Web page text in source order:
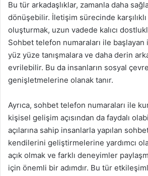
Bu tür arkadaşlıklar, zamanla daha
dönüşebilir. İletişim sürecinde
oluşturmak, uzun vadede kalıcı
Sohbet telefon numaraları ile başlayan
yüz yüze tanışmalara ve daha derin
evrilebilir. Bu da insanların sosyal
genişletmelerine olanak tanır.
Ayrıca, sohbet telefon numaraları ile
kişisel gelişim açısından da faydalı
açılarına sahip insanlarla yapılan
kendilerini geliştirmelerine yardımcı
açık olmak ve farklı deneyimler
için önemli bir adımdır. Bu tür